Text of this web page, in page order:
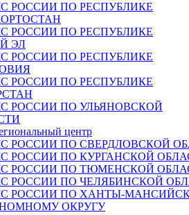
РОССИИ ПО РЕСПУБЛИКЕ
РОССИИ ПО РЕСПУБЛИКЕ
ЭЛ
РОССИИ ПО РЕСПУБЛИКЕ
РОССИИ ПО РЕСПУБЛИКЕ
РОССИИ ПО УЛЬЯНОВСКОЙ
центр
РОССИИ ПО СВЕРДЛОВСКОЙ
РОССИИ ПО КУРГАНСКОЙ
РОССИИ ПО ТЮМЕНСКОЙ
РОССИИ ПО ЧЕЛЯБИНСКОЙ
РОССИИ ПО ХАНТЫ-
ОКРУГУ